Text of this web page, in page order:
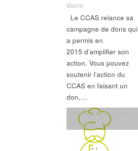
Mairie
Le CCAS relance sa
campagne de dons qui
a permis en
2015 d’amplifier son
action. Vous pouvez
soutenir l’action du
CCAS en faisant un
don,…
CCAS,Informations
village